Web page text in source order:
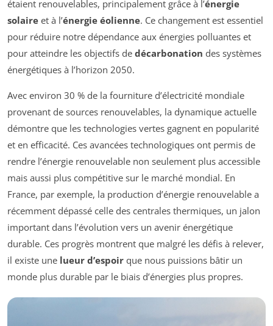
étaient renouvelables, principalement grâce à l’énergie
solaire et à l’énergie éolienne. Ce changement est essentiel
pour réduire notre dépendance aux énergies polluantes et
pour atteindre les objectifs de décarbonation des systèmes
énergétiques à l’horizon 2050.
Avec environ 30 % de la fourniture d’électricité mondiale
provenant de sources renouvelables, la dynamique actuelle
démontre que les technologies vertes gagnent en popularité
et en efficacité. Ces avancées technologiques ont permis de
rendre l’énergie renouvelable non seulement plus accessible
mais aussi plus compétitive sur le marché mondial. En
France, par exemple, la production d’énergie renouvelable a
récemment dépassé celle des centrales thermiques, un jalon
important dans l’évolution vers un avenir énergétique
durable. Ces progrès montrent que malgré les défis à relever,
il existe une lueur d’espoir que nous puissions bâtir un
monde plus durable par le biais d’énergies plus propres.